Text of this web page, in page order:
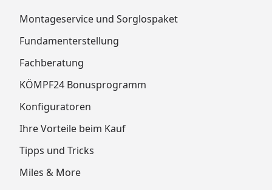
Montageservice und Sorglospaket
Fundamenterstellung
Fachberatung
KÖMPF24 Bonusprogramm
Konfiguratoren
Ihre Vorteile beim Kauf
Tipps und Tricks
Miles & More